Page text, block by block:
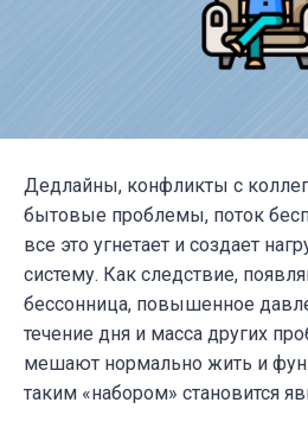
Дедлайны, конфликты с
бытовые проблемы, поток
все это угнетает и создает
систему. Как следствие,
бессонница, повышенное
течение дня и масса других
мешают нормально жить и
таким «набором» становится